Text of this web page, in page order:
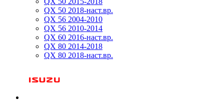
QX 50 2018-наст.вр.
QX 56 2004-2010
QX 56 2010-2014
QX 60 2016-наст.вр.
QX 80 2014-2018
QX 80 2018-наст.вр.